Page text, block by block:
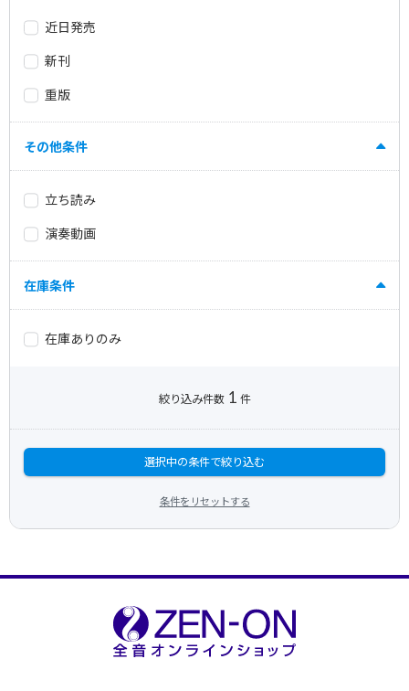
近日発売
新刊
重版
その他条件
立ち読み
演奏動画
在庫条件
在庫ありのみ
絞り込み件数 1 件
選択中の条件で絞り込む
条件をリセットする